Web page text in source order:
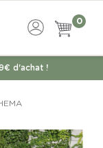
0
d'achat !